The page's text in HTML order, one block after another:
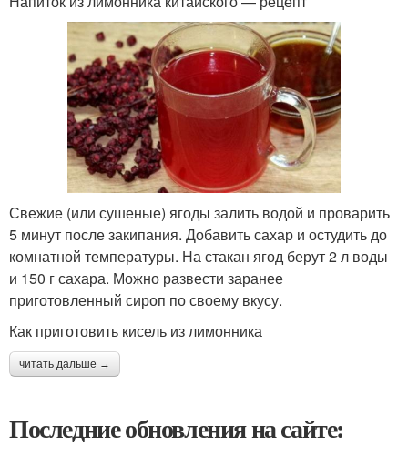
Свежие (или сушеные) ягоды залить водой и проварить
5 минут после закипания. Добавить сахар и остудить до
комнатной температуры. На стакан ягод берут 2 л воды
и 150 г сахара. Можно развести заранее
приготовленный сироп по своему вкусу.
Как приготовить кисель из лимонника
читать дальше →
Последние обновления на сайте: